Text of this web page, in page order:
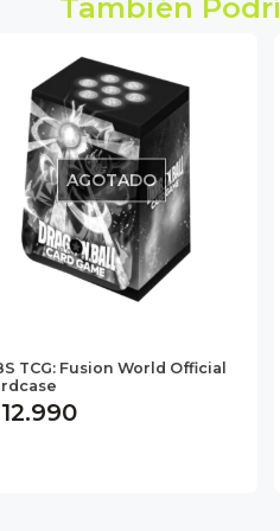
También
AGOTADO
TCG: Fusion World Official